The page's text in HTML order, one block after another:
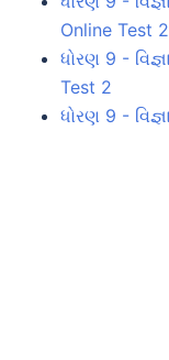
Online Test 2
ધોરણ 9 -
Test 2
ધોરણ 9 -